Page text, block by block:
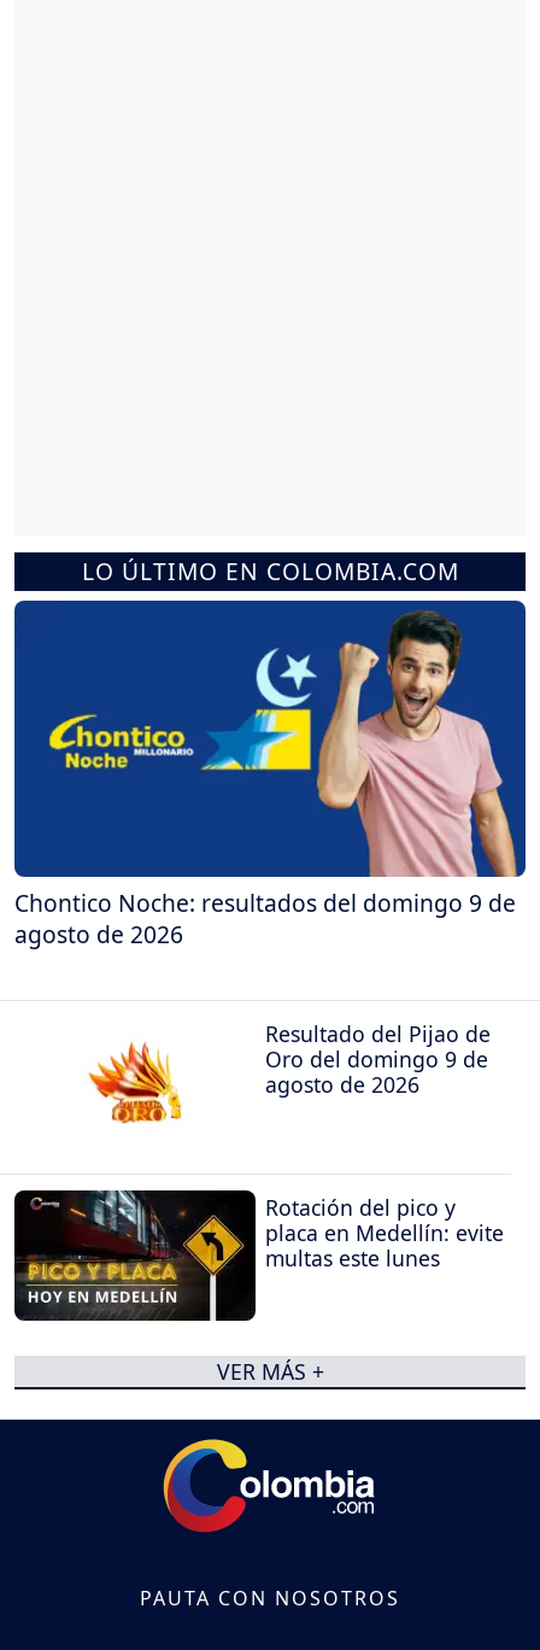
LO ÚLTIMO EN COLOMBIA.COM
Chontico Noche: resultados del domingo 9 de
agosto de 2026
Resultado del Pijao de
Oro del domingo 9 de
agosto de 2026
Rotación del pico y
placa en Medellín: evite
multas este lunes
VER MÁS +
PAUTA CON NOSOTROS